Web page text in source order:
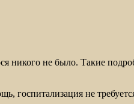
никого не было. Такие
госпитализация не